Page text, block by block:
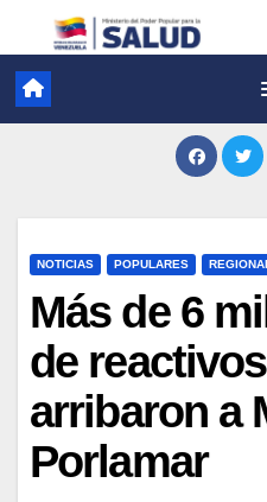
NOTICIAS POPULARES
Más de 6
de
arribaron a
Porlamar